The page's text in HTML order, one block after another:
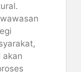
akan